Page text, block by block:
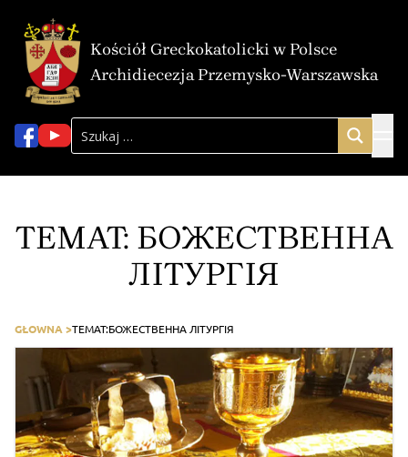
Kościół Greckokatolicki w Polsce
Archidiecezja Przemysko-Warszawska
TEMAT: БОЖЕСТВЕННА
ЛІТУРГІЯ
GŁOWNA >TEMAT:БОЖЕСТВЕННА ЛІТУРГІЯ